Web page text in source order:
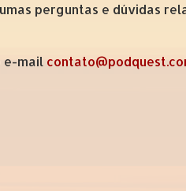
perguntas e dúvidas
e-mail